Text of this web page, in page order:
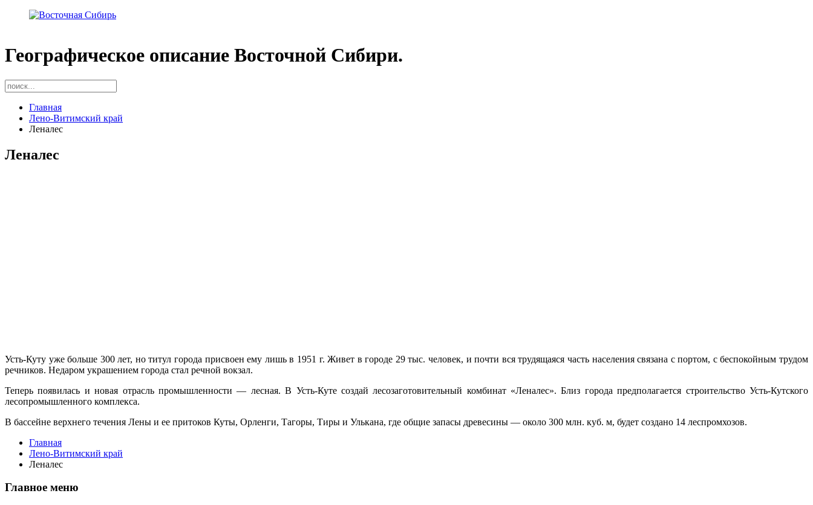
Географическое описание Восточной Сибири.
Главная
Лено-Витимский край
Леналес
Леналес
Усть-Куту уже больше 300 лет, но титул города присвоен ему лишь в 1951 г. Живет в городе 29 тыс. человек, и почти вся тру­дящаяся часть населения связана с пор­том, с беспокойным трудом
речников. Не­даром украшением города стал речной вок­зал.
Теперь появилась и новая отрасль промышленности — лесная. В Усть-Куте создай лесозаготовительный комбинат «Леналес». Близ города предполагается строи­тельство Усть-Кутского
лесопромышленно­го комплекса.
В бассейне верхнего течения Лены и ее притоков Куты, Орленги, Таго­ры, Тиры и Улькана, где общие запасы древесины — около 300 млн. куб. м, будет создано 14 леспромхозов.
Главная
Лено-Витимский край
Леналес
Главное меню